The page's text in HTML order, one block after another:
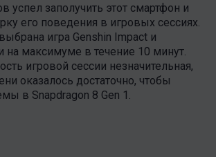
успел заполучить этот смартфон и
его поведения в игровых сессиях.
игра Genshin Impact и
на максимуме в течение 10 минут.
игровой сессии незначительная,
оказалось достаточно, чтобы
в Snapdragon 8 Gen 1.